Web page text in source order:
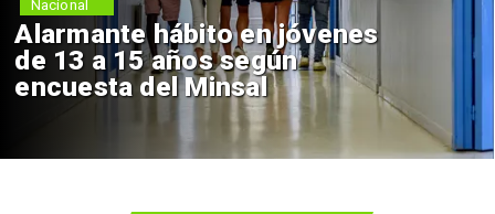
Alarmante hábito en jóvenes
de 13 a 15 años según
encuesta del Minsal
Nacional